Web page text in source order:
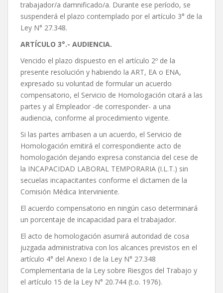
trabajador/a damnificado/a. Durante ese período, se
suspenderá el plazo contemplado por el artículo 3° de la
Ley N° 27.348.
ARTÍCULO 3°.- AUDIENCIA.
Vencido el plazo dispuesto en el artículo 2º de la
presente resolución y habiendo la ART, EA o ENA,
expresado su voluntad de formular un acuerdo
compensatorio, el Servicio de Homologación citará a las
partes y al Empleador -de corresponder- a una
audiencia, conforme al procedimiento vigente.
Si las partes arribasen a un acuerdo, el Servicio de
Homologación emitirá el correspondiente acto de
homologación dejando expresa constancia del cese de
la INCAPACIDAD LABORAL TEMPORARIA (I.L.T.) sin
secuelas incapacitantes conforme el dictamen de la
Comisión Médica Interviniente.
El acuerdo compensatorio en ningún caso determinará
un porcentaje de incapacidad para el trabajador.
El acto de homologación asumirá autoridad de cosa
juzgada administrativa con los alcances previstos en el
artículo 4° del Anexo I de la Ley N° 27.348
Complementaria de la Ley sobre Riesgos del Trabajo y
el artículo 15 de la Ley N° 20.744 (t.o. 1976).